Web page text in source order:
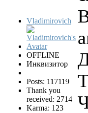
Vladimirovich
OFFLINE
Инквизитор
Posts: 117119
Thank you
received: 2714
Karma: 123